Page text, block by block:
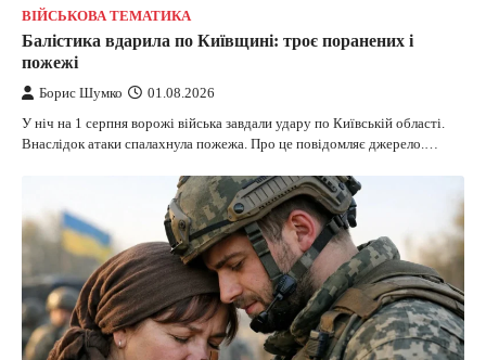
ВІЙСЬКОВА ТЕМАТИКА
Балістика вдарила по Київщині: троє поранених і
пожежі
Борис Шумко 01.08.2026
У ніч на 1 серпня ворожі війська завдали удару по Київській області.
Внаслідок атаки спалахнула пожежа. Про це повідомляє джерело.…